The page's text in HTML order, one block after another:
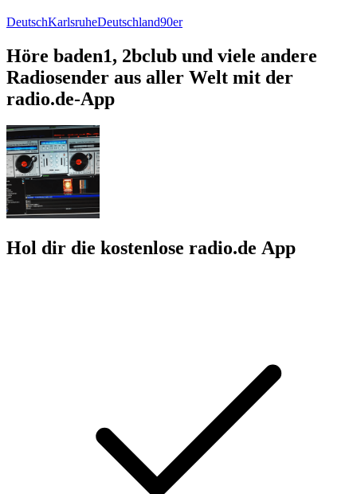
DeutschKarlsruheDeutschland90er
Höre baden1, 2bclub und viele andere
Radiosender aus aller Welt mit der
radio.de-App
Hol dir die kostenlose radio.de App